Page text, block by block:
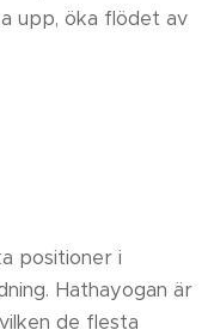
upp, öka flödet av
positioner i
Hathayogan är
de flesta